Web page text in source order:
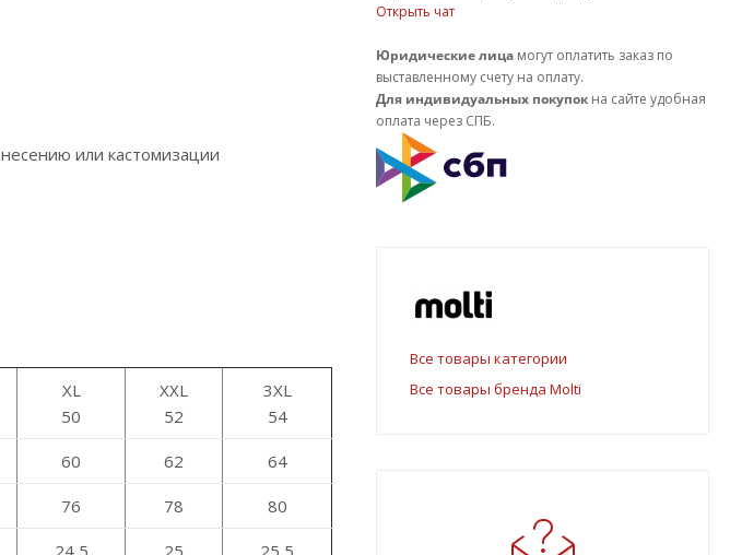
или кастомизации
XL
50
XXL
52
3XL
54
60 62 64
76 78 80
Открыть чат
Юридические лица могут оплатить заказ по
выставленному счету на оплату.
Для индивидуальных покупок на сайте удобная
оплата через СПБ.
Все товары категории
Все товары бренда Molti